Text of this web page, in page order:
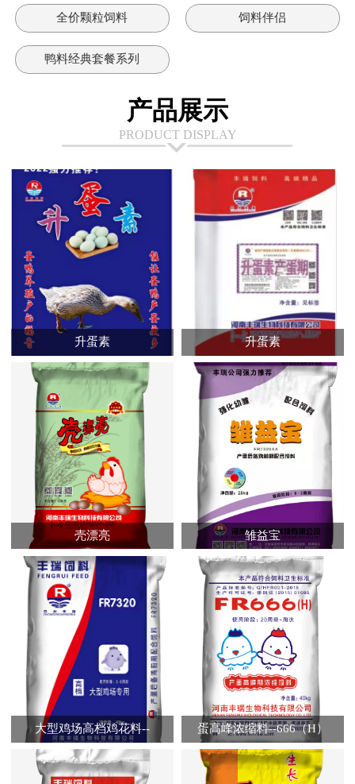
全价颗粒饲料 饲料伴侣
鸭料经典套餐系列
产品展示
PRODUCT DISPLAY
升蛋素 升蛋素
壳漂亮 雏益宝
大型鸡场高档鸡花料--
FR7320（A）
蛋高峰浓缩料--666（H）